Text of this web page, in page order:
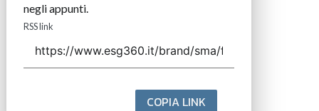
negli appunti.
RSS link
COPIA LINK